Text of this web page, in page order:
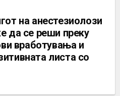
на анестезиолози
да се реши преку
вработувања и
листа со